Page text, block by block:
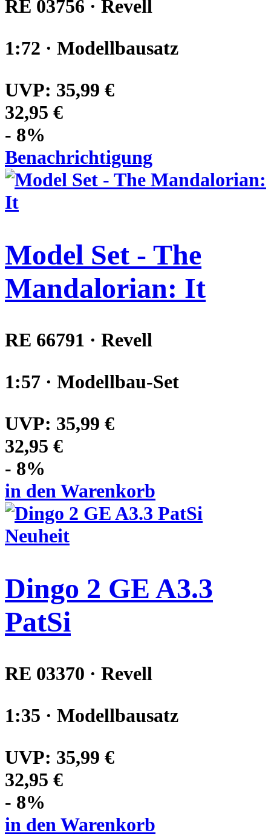
RE 03756 · Revell
1:72 · Modellbausatz
UVP: 35,99 €
32,95 €
- 8%
Benachrichtigung
Model Set - The
Mandalorian: It
RE 66791 · Revell
1:57 · Modellbau-Set
UVP: 35,99 €
32,95 €
- 8%
in den Warenkorb
Neuheit
Dingo 2 GE A3.3
PatSi
RE 03370 · Revell
1:35 · Modellbausatz
UVP: 35,99 €
32,95 €
- 8%
in den Warenkorb